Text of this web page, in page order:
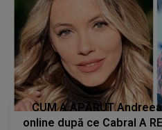
CUM A APĂRUT
online după ce Cabral A